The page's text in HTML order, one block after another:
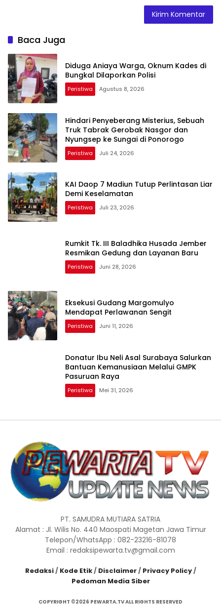
Baca Juga
Diduga Aniaya Warga, Oknum Kades di
Bungkal Dilaporkan Polisi
Peristiwa Agustus 8, 2026
Hindari Penyeberang Misterius, Sebuah
Truk Tabrak Gerobak Nasgor dan
Nyungsep ke Sungai di Ponorogo
Peristiwa Juli 24, 2026
KAI Daop 7 Madiun Tutup Perlintasan Liar
Demi Keselamatan
Peristiwa Juli 23, 2026
Rumkit Tk. III Baladhika Husada Jember
Resmikan Gedung dan Layanan Baru
Peristiwa Juni 28, 2026
Eksekusi Gudang Margomulyo
Mendapat Perlawanan Sengit
Peristiwa Juni 11, 2026
Donatur Ibu Neli Asal Surabaya Salurkan
Bantuan Kemanusiaan Melalui GMPK
Pasuruan Raya
Peristiwa Mei 31, 2026
PT. SAMUDRA MUTIARA SATRIA
Alamat : Jl. Wilis No. 440 Maospati Magetan Jawa Timur
Telepon/WhatsApp : 082-23216-81078
Email : redaksipewarta.tv@gmail.com
Redaksi/ Kode Etik/ Disclaimer/ Privacy Policy/
Pedoman Media Siber
COPYRIGHT ©2026 PEWARTA.TV ALL RIGHTS RESERVED